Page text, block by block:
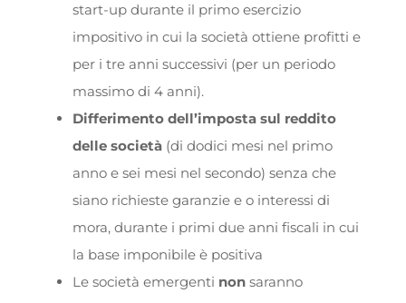
start-up durante il primo esercizio
impositivo in cui la società ottiene profitti e
per i tre anni successivi (per un periodo
massimo di 4 anni).
Differimento dell’imposta sul reddito
delle società(di dodici mesi nel primo
anno e sei mesi nel secondo) senza che
siano richieste garanzie e o interessi di
mora, durante i primi due anni fiscali in cui
la base imponibile è positiva
Le società emergenti non saranno